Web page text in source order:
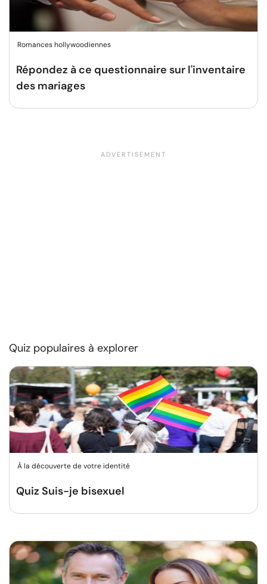
Romances hollywoodiennes
Répondez à ce questionnaire sur l'inventaire
des mariages
Quiz populaires à explorer
À la découverte de votre identité
Quiz Suis-je bisexuel